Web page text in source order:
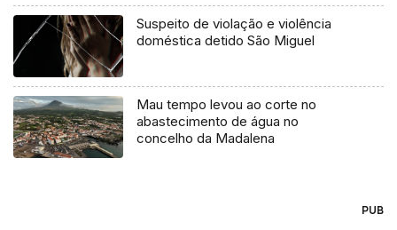
Suspeito de violação e violência
doméstica detido São Miguel
Mau tempo levou ao corte no
abastecimento de água no
concelho da Madalena
PUB